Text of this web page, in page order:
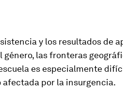
y los resultados de
las fronteras
es especialmente
afectada por la insurgencia.